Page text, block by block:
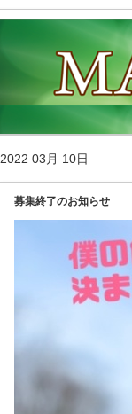
2022 03月 10日
募集終了のお知らせ